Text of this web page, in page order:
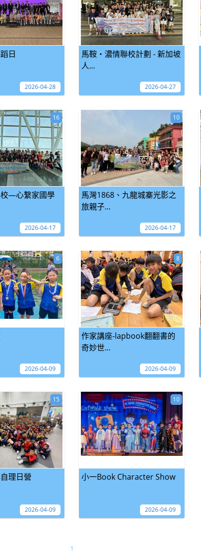
日
2026-04-28
馬鞍‧濃情聯校計劃 - 新加坡
人...
2026-04-27
—心繫家國學
16
2026-04-17
馬灣1868、九龍城寨光影之
旅親子...
10
2026-04-17
6
2026-04-09
作家講座-lapbook翻翻書的
奇妙世...
8
2026-04-09
理日營
15
2026-04-09
小一Book Character Show
10
2026-04-09
1